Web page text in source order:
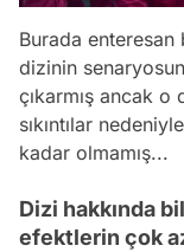
Burada
dizinin
çıkarmış ancak
sıkıntılar
kadar olmamış...
Dizi hakkında
efektlerin çok